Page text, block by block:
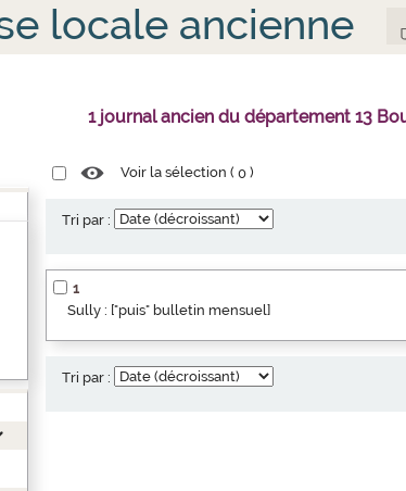
locale ancienne
1 journal ancien du département 13
Voir la sélection (0 )
Tri par :
1
Sully : ["puis" bulletin mensuel]
Tri par :